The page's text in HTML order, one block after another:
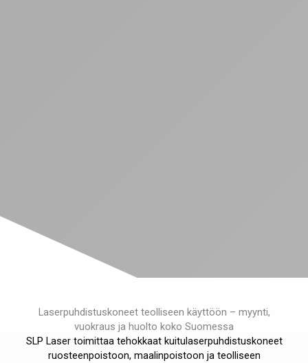
Laserpuhdistuskoneet teolliseen käyttöön – myynti,
vuokraus ja huolto koko Suomessa
SLP Laser toimittaa tehokkaat kuitulaserpuhdistuskoneet
ruosteenpoistoon, maalinpoistoon ja teolliseen